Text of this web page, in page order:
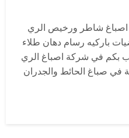
اصباغ شاطر ورخيص الري
باركيه رسام دهان طلاء
بكم في شركة اصباغ الري
في صباغ الحائط والجدران